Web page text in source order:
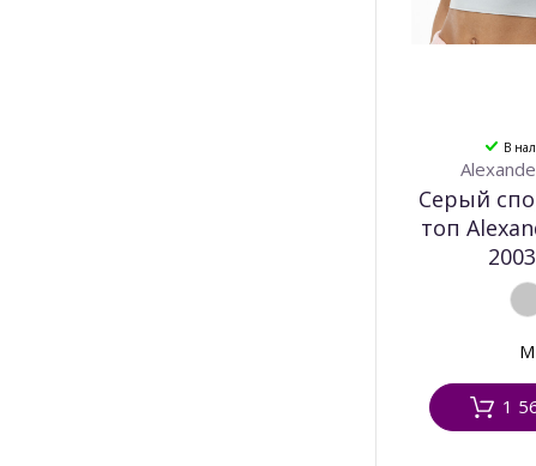
В
Серый
топ
M
1